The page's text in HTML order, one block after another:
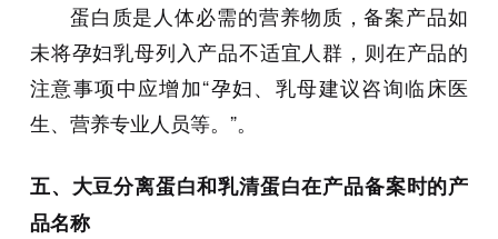
蛋白质是人体必需的营养物质，备案产品如
未将孕妇乳母列入产品不适宜人群，则在产品的
注意事项中应增加“孕妇、乳母建议咨询临床医
生、营养专业人员等。”。
五、大豆分离蛋白和乳清蛋白在产品备案时的产
品名称